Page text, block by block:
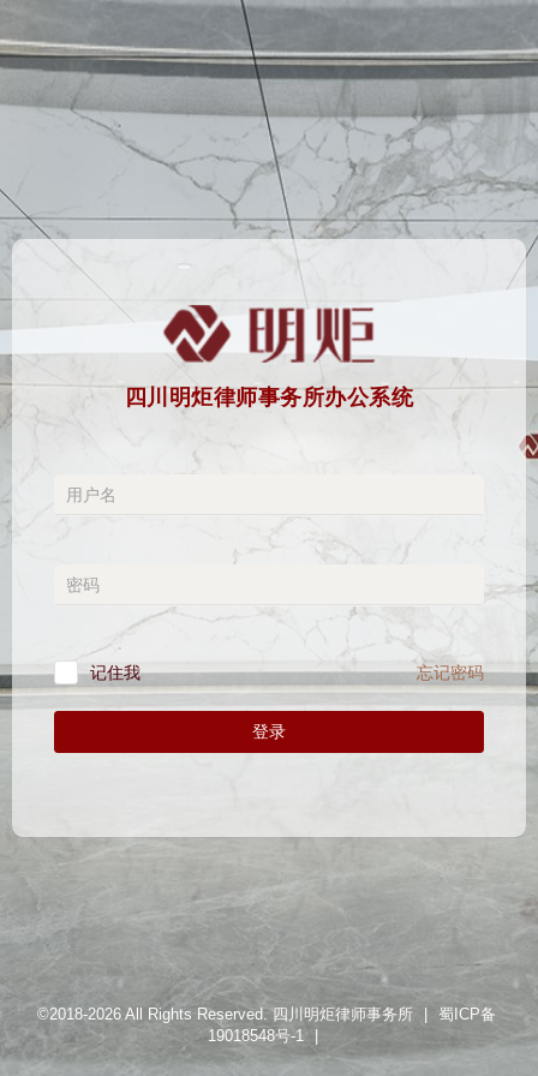
四川明炬律师事务所办公系统
记住我 忘记密码
登录
©2018-2026 All Rights Reserved. 四川明炬律师事务所
蜀ICP备
19018548号-1